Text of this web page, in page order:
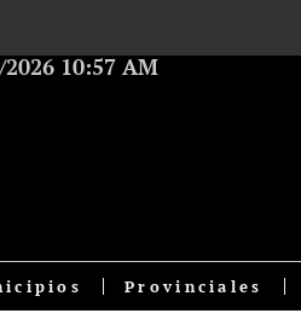
10:57 AM
Provinciales